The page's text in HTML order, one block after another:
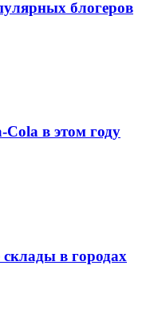
блогеров
в этом году
в городах